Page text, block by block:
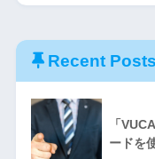
Recent Posts
「
ードを